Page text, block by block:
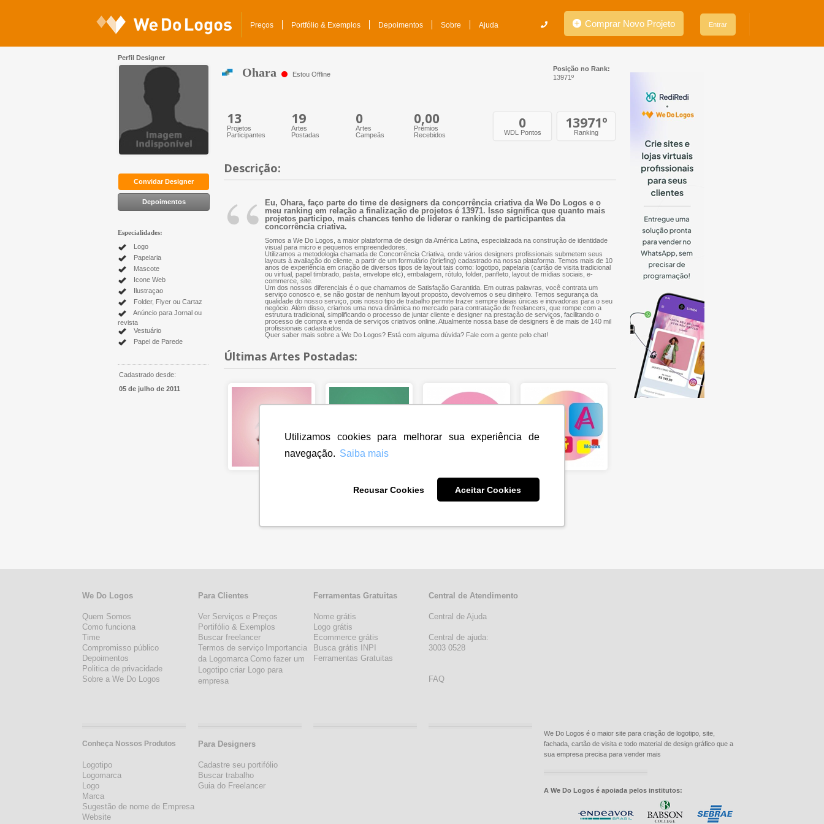
Utilizamos cookies para melhorar sua experiência de
navegação. Saiba mais
Recusar Cookies Aceitar Cookies
Preços Portfólio & Exemplos Depoimentos Sobre Ajuda Comprar Novo Projeto Entrar
Convidar Designer
Depoimentos
Especialidades:
Logo
Papelaria
Mascote
Icone Web
Ilustraçao
Folder, Flyer ou Cartaz
Anúncio para Jornal ou
revista
Vestuário
Papel de Parede
Cadastrado desde:
05 de julho de 2011
Ohara Estou Offline
Posição no Rank:
13971º
Perfil Designer
13
Projetos
Participantes
19
Artes
Postadas
0
Artes
Campeãs
0,00
Prêmios
Recebidos
0
WDL Pontos
13971º
Ranking
Descrição:
“
Eu, Ohara, faço parte do time de designers da concorrência criativa da We Do Logos e o
meu ranking em relação a finalização de projetos é 13971. Isso significa que quanto mais
projetos participo, mais chances tenho de liderar o ranking de participantes da
concorrência criativa.
Somos a We Do Logos, a maior plataforma de design da América Latina, especializada na construção de identidade
visual para micro e pequenos empreendedores.
Utilizamos a metodologia chamada de Concorrência Criativa, onde vários designers profissionais submetem seus
layouts à avaliação do cliente, a partir de um formulário (briefing) cadastrado na nossa plataforma. Temos mais de 10
anos de experiência em criação de diversos tipos de layout tais como: logotipo, papelaria (cartão de visita tradicional
ou virtual, papel timbrado, pasta, envelope etc), embalagem, rótulo, folder, panfleto, layout de mídias sociais, e-
commerce, site.
Um dos nossos diferenciais é o que chamamos de Satisfação Garantida. Em outras palavras, você contrata um
serviço conosco e, se não gostar de nenhum layout proposto, devolvemos o seu dinheiro. Temos segurança da
qualidade do nosso serviço, pois nosso tipo de trabalho permite trazer sempre ideias únicas e inovadoras para o seu
negócio. Além disso, criamos uma nova dinâmica no mercado para contratação de freelancers, que rompe com a
estrutura tradicional, simplificando o processo de juntar cliente e designer na prestação de serviços, facilitando o
processo de compra e venda de serviços criativos online. Atualmente nossa base de designers é de mais de 140 mil
profissionais cadastrados.
Quer saber mais sobre a We Do Logos? Está com alguma dúvida? Fale com a gente pelo chat!
Últimas Artes Postadas:
We Do Logos
Quem Somos
Como funciona
Time
Compromisso público
Depoimentos
Politica de privacidade
Sobre a We Do Logos
Conheça Nossos Produtos
Logotipo
Logomarca
Logo
Marca
Sugestão de nome de Empresa
Website
Para Clientes
Ver Serviços e Preços
Portifólio & Exemplos
Buscar freelancer
Termos de serviço Importancia
da Logomarca Como fazer um
Logotipo criar Logo para
empresa
Para Designers
Cadastre seu portifólio
Buscar trabalho
Guia do Freelancer
Ferramentas Gratuitas
Nome grátis
Logo grátis
Ecommerce grátis
Busca grátis INPI
Ferramentas Gratuitas
Central de Atendimento
Central de Ajuda
Central de ajuda:
3003 0528
FAQ
We Do Logos é o maior site para criação de logotipo, site,
fachada, cartão de visita e todo material de design gráfico que a
sua empresa precisa para vender mais
A We Do Logos é apoiada pelos institutos: